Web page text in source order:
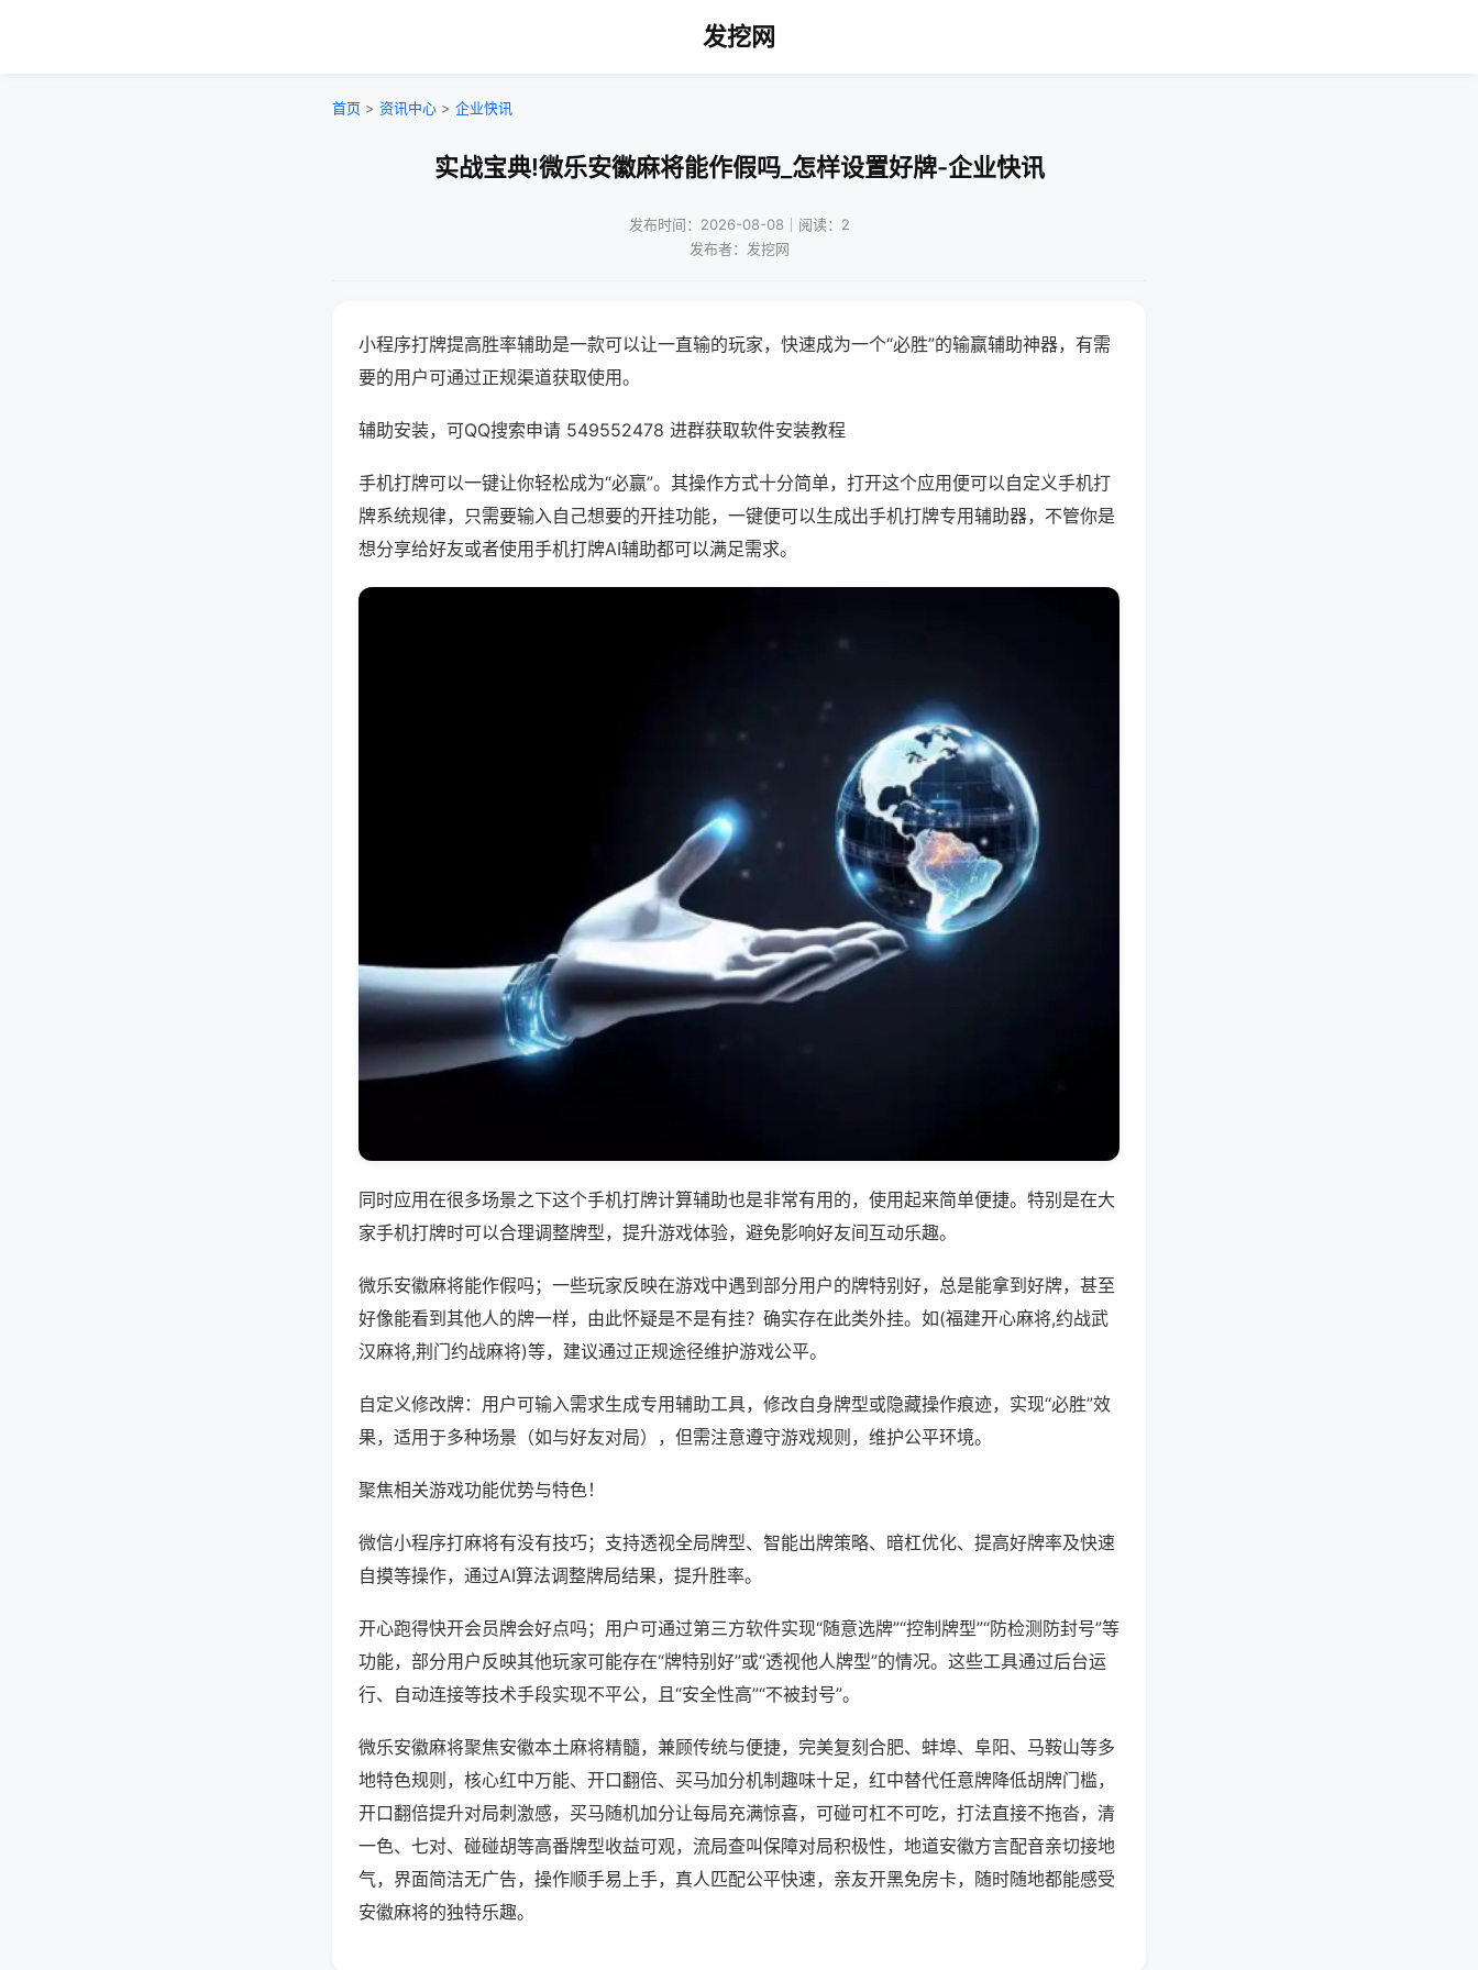
发挖网
首页 > 资讯中心 > 企业快讯
实战宝典!微乐安徽麻将能作假吗_怎样设置好牌-企业快讯
发布时间：2026-08-08｜阅读：2
发布者：发挖网
小程序打牌提高胜率辅助是一款可以让一直输的玩家，快速成为一个“必胜”的输赢辅助神器，有需
要的用户可通过正规渠道获取使用。
辅助安装，可QQ搜索申请 549552478 进群获取软件安装教程
手机打牌可以一键让你轻松成为“必赢”。其操作方式十分简单，打开这个应用便可以自定义手机打
牌系统规律，只需要输入自己想要的开挂功能，一键便可以生成出手机打牌专用辅助器，不管你是
想分享给好友或者使用手机打牌AI辅助都可以满足需求。
同时应用在很多场景之下这个手机打牌计算辅助也是非常有用的，使用起来简单便捷。特别是在大
家手机打牌时可以合理调整牌型，提升游戏体验，避免影响好友间互动乐趣。
微乐安徽麻将能作假吗；一些玩家反映在游戏中遇到部分用户的牌特别好，总是能拿到好牌，甚至
好像能看到其他人的牌一样，由此怀疑是不是有挂？确实存在此类外挂。如(福建开心麻将,约战武
汉麻将,荆门约战麻将)等，建议通过正规途径维护游戏公平。
自定义修改牌：用户可输入需求生成专用辅助工具，修改自身牌型或隐藏操作痕迹，实现“必胜”效
果，适用于多种场景（如与好友对局），但需注意遵守游戏规则，维护公平环境。
聚焦相关游戏功能优势与特色！
微信小程序打麻将有没有技巧；支持透视全局牌型、智能出牌策略、暗杠优化、提高好牌率及快速
自摸等操作，通过AI算法调整牌局结果，提升胜率。
开心跑得快开会员牌会好点吗；用户可通过第三方软件实现“随意选牌”“控制牌型”“防检测防封号”等
功能，部分用户反映其他玩家可能存在“牌特别好”或“透视他人牌型”的情况。这些工具通过后台运
行、自动连接等技术手段实现不平公，且“安全性高”“不被封号”。
微乐安徽麻将聚焦安徽本土麻将精髓，兼顾传统与便捷，完美复刻合肥、蚌埠、阜阳、马鞍山等多
地特色规则，核心红中万能、开口翻倍、买马加分机制趣味十足，红中替代任意牌降低胡牌门槛，
开口翻倍提升对局刺激感，买马随机加分让每局充满惊喜，可碰可杠不可吃，打法直接不拖沓，清
一色、七对、碰碰胡等高番牌型收益可观，流局查叫保障对局积极性，地道安徽方言配音亲切接地
气，界面简洁无广告，操作顺手易上手，真人匹配公平快速，亲友开黑免房卡，随时随地都能感受
安徽麻将的独特乐趣。